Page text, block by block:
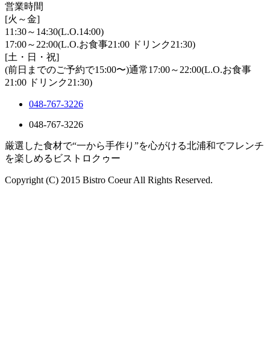
営業時間
[火～金]
11:30～14:30(L.O.14:00)
17:00～22:00(L.O.お食事21:00 ドリンク21:30)
[土・日・祝]
(前日までのご予約で15:00〜)通常17:00～22:00(L.O.お食事
21:00 ドリンク21:30)
048-767-3226
048-767-3226
厳選した食材で“一から手作り”を心がける北浦和でフレンチ
を楽しめるビストロクゥー
Copyright (C) 2015 Bistro Coeur All Rights Reserved.